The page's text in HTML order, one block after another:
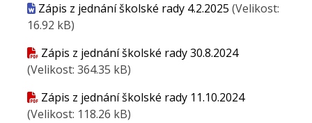
Zápis z jednání školské rady 4.2.2025 (Velikost:
16.92 kB)
Zápis z jednání školské rady 30.8.2024
(Velikost: 364.35 kB)
Zápis z jednání školské rady 11.10.2024
(Velikost: 118.26 kB)